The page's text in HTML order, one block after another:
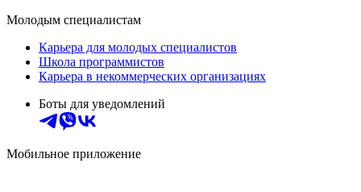
Молодым специалистам
Карьера для молодых специалистов
Школа программистов
Карьера в некоммерческих организациях
Боты для уведомлений
Мобильное приложение